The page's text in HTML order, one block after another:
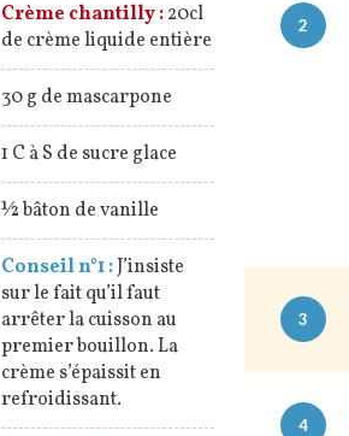
Crème chantilly :20cl
de crème liquide entière
30 g de mascarpone
1 C à S de sucre glace
½ bâton de vanille
Conseil n°1 :J’insiste
sur le fait qu’il faut
arrêter la cuisson au
premier bouillon. La
crème s’épaissit en
refroidissant.
2
3
4